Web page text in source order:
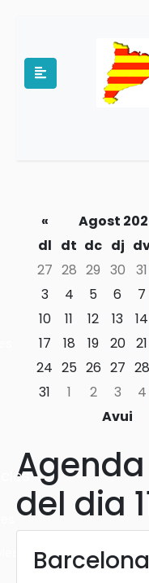
« Agost
dl dt dc dj
27 28 29 30 31
3
4 5 6 7
10
11 12 13 14
17
18 19 20 21
24 25 26 27 28
31
1 2 3 4
Avui
del dia
Barcelona